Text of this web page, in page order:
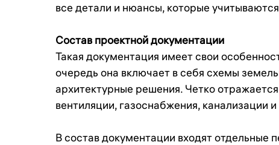
все детали и нюансы, которые
Состав проектной документации
Такая документация имеет свои
очередь она включает в себя схемы
архитектурные решения. Четко
вентиляции, газоснабжения, канализации
В состав документации входят отдельные